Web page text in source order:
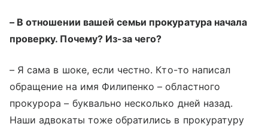
– В отношении вашей семьи прокуратура начала
проверку. Почему? Из-за чего?
– Я сама в шоке, если честно. Кто-то написал
обращение на имя Филипенко – областного
прокурора – буквально несколько дней назад.
Наши адвокаты тоже обратились в прокуратуру